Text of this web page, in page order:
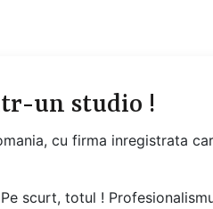
un studio !
cu firma inregistrata
scurt, totul !